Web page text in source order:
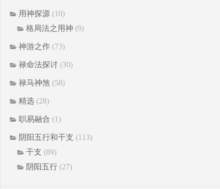
用神探源 (10)
格局法之用神 (9)
神游之作 (73)
禄命法探讨 (30)
禄马神煞 (58)
精选 (28)
职易融合 (1)
阴阳五行和干支 (113)
干支 (89)
阴阳五行 (27)